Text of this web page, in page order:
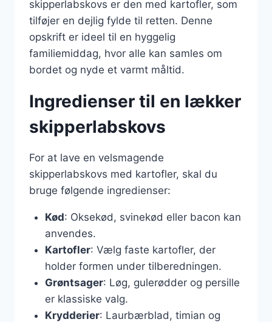
skipperlabskovs er den med kartofler, som
tilføjer en dejlig fylde til retten. Denne
opskrift er ideel til en hyggelig
familiemiddag, hvor alle kan samles om
bordet og nyde et varmt måltid.
Ingredienser til en lækker
skipperlabskovs
For at lave en velsmagende
skipperlabskovs med kartofler, skal du
bruge følgende ingredienser:
Kød: Oksekød, svinekød eller bacon kan
anvendes.
Kartofler: Vælg faste kartofler, der
holder formen under tilberedningen.
Grøntsager: Løg, gulerødder og persille
er klassiske valg.
Krydderier: Laurbærblad, timian og